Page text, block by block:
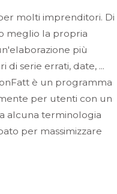
molti imprenditori. Di
meglio la propria
più
serie errati, date, ...
è un programma
per utenti con un
alcuna terminologia
per massimizzare